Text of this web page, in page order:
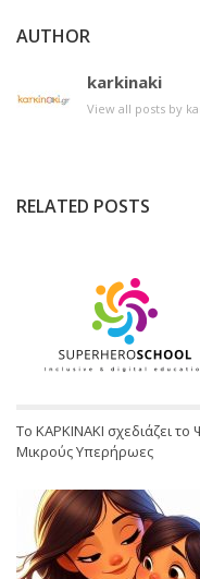
AUTHOR
karkinaki
View all posts by
RELATED POSTS
Το ΚΑΡΚΙΝΑΚΙ σχεδιάζει
Μικρούς Υπερήρωες